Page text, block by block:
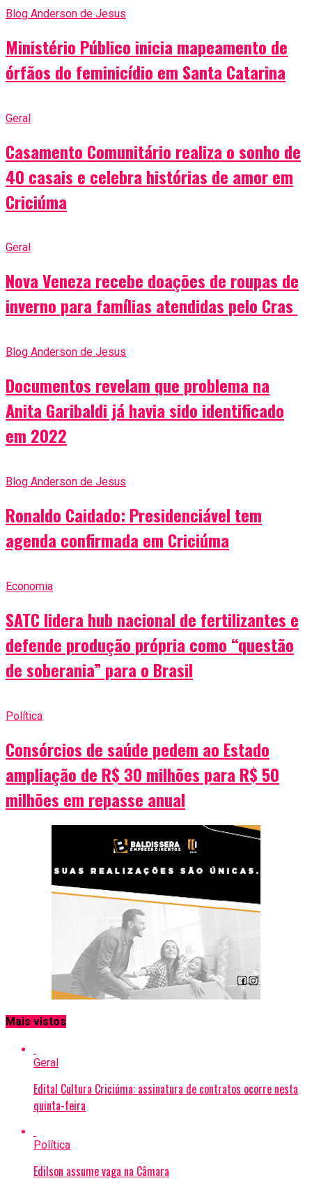
Blog Anderson de Jesus
Ministério Público inicia mapeamento de
órfãos do feminicídio em Santa Catarina
Geral
Casamento Comunitário realiza o sonho de
40 casais e celebra histórias de amor em
Criciúma
Geral
Nova Veneza recebe doações de roupas de
inverno para famílias atendidas pelo Cras
Blog Anderson de Jesus
Documentos revelam que problema na
Anita Garibaldi já havia sido identificado
em 2022
Blog Anderson de Jesus
Ronaldo Caidado: Presidenciável tem
agenda confirmada em Criciúma
Economia
SATC lidera hub nacional de fertilizantes e
defende produção própria como “questão
de soberania” para o Brasil
Política
Consórcios de saúde pedem ao Estado
ampliação de R$ 30 milhões para R$ 50
milhões em repasse anual
Mais vistos
Geral
Edital Cultura Criciúma: assinatura de contratos ocorre nesta
quinta-feira
Política
Edilson assume vaga na Câmara